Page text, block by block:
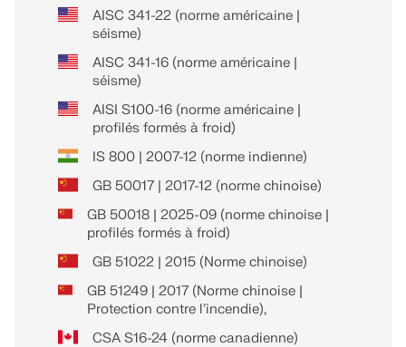
AISC 341-22 (norme américaine |
séisme)
AISC 341-16 (norme américaine |
séisme)
AISI S100-16 (norme américaine |
profilés formés à froid)
IS 800 | 2007-12 (norme indienne)
GB 50017 | 2017-12 (norme chinoise)
GB 50018 | 2025-09 (norme chinoise |
profilés formés à froid)
GB 51022 | 2015 (Norme chinoise)
GB 51249 | 2017 (Norme chinoise |
Protection contre l’incendie),
CSA S16-24 (norme canadienne)